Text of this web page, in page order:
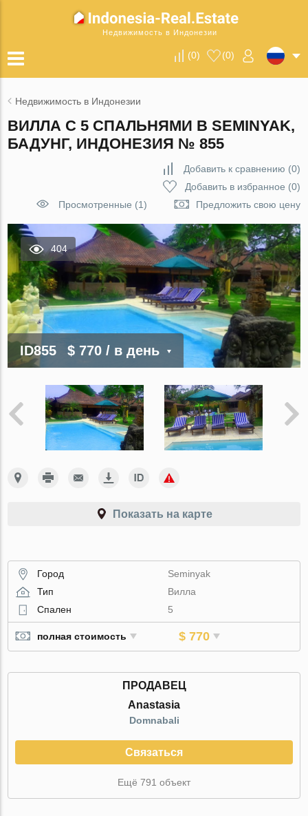
Недвижимость в Индонезии
(0) (0)
Недвижимость в Индонезии
ВИЛЛА С 5 СПАЛЬНЯМИ В SEMINYAK,
БАДУНГ, ИНДОНЕЗИЯ № 855
Добавить к сравнению (0)
Добавить в избранное (0)
Просмотренные (1)
Предложить свою цену
404
ID855 $ 770/ в день
Показать на карте
Город
Seminyak
Тип
Вилла
Спален
5
полная стоимость $ 770
ПРОДАВЕЦ
Anastasia
Domnabali
Связаться
Ещё 791 объект